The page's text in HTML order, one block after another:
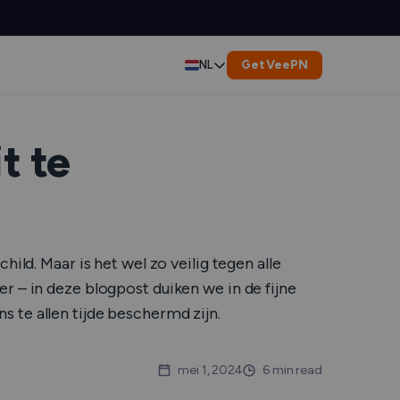
NL
العربية
Indonesia
Italiano
Get VeePN
te
Maar is het wel zo veilig tegen alle
– in deze blogpost duiken we in de fijne
te allen tijde beschermd zijn.
mei 1, 2024 6 min read